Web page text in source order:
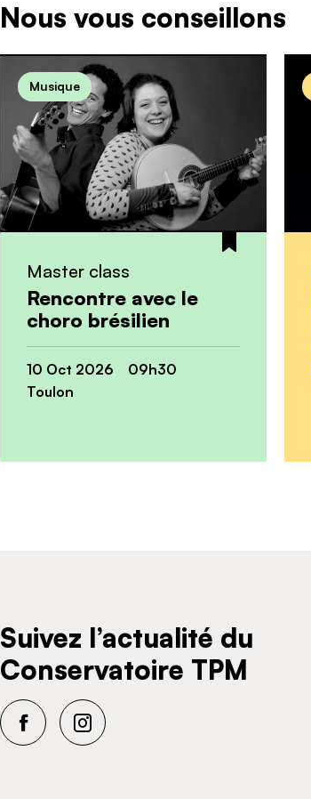
Nous vous conseillons
Rencontre avec le
choro brésilien
Master class
10 Oct 2026 09h30
Toulon
Musique
Suivez l’actualité du
Conservatoire TPM
FacebookInstagram